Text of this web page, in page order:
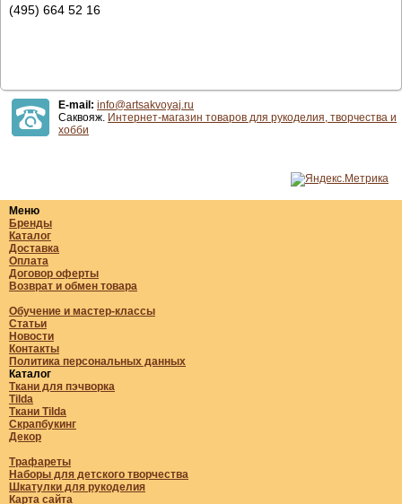
(495) 664 52 16
E-mail: info@artsakvoyaj.ru
Саквояж. Интернет-магазин товаров для рукоделия, творчества и
хобби
Меню
Бренды
Каталог
Доставка
Оплата
Договор оферты
Возврат и обмен товара
Обучение и мастер-классы
Статьи
Новости
Контакты
Политика персональных данных
Каталог
Ткани для пэчворка
Tilda
Ткани Tilda
Скрапбукинг
Декор
Трафареты
Наборы для детского творчества
Шкатулки для рукоделия
Карта сайта